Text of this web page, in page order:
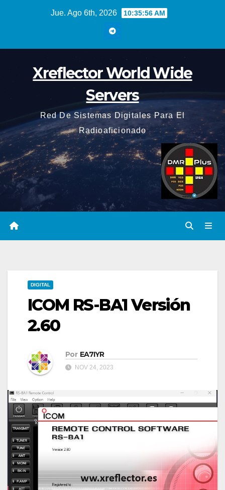
Jue. Ago 6th, 2026 10:35:57 AM
Xreflector World Wide
Servers
Red De Sistemas Digitales Para El
Radioaficionado
DIGITAL
ICOM RS-BA1 Versión
2.60
Por EA7IYR
NOV 24, 2023